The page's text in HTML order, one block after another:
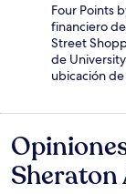
Four Points
financiero
Street
de
ubicación
Opiniones
Sheraton